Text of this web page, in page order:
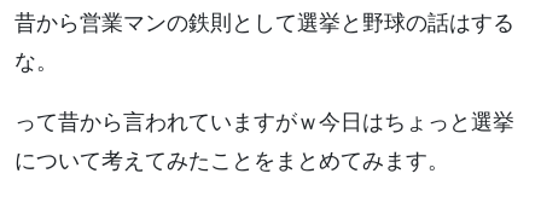
昔から営業マンの鉄則として選挙と野球の話はする
な。
って昔から言われていますがｗ今日はちょっと選挙
について考えてみたことをまとめてみます。